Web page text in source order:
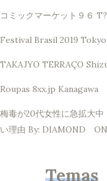
コミックマーケット９６
Festival Brasil 2019 Tokyo
TAKAJYO TERRAÇO
Roupas 8xx.jp Kanagawa
梅毒が20代女性に急拡大
い理由 By: DIAMOND
Temas